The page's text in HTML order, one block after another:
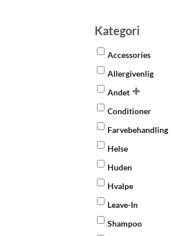
Kategori
Accessories
Allergivenlig
Andet
Conditioner
Farvebehandling
Helse
Huden
Hvalpe
Leave-In
Shampoo